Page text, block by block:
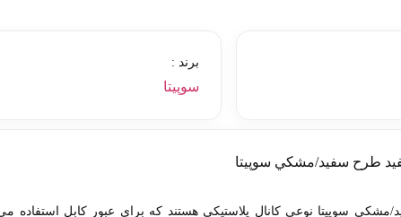
برند :
سوپیتا
طرح سفيد/مشکي سوپيتا نوعی کانال پلاستیکی هستند که برای عبور کابل استفاده